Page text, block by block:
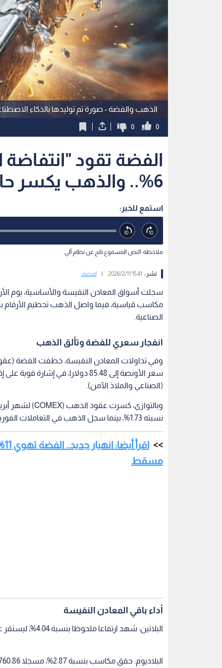
الذهب والفضة - صورة تم توليدها بالذكاء
0
0
الفضة تقود
6%.. والذهب يكسر حاجز الـ 5100 دولار
استمع للخبر:
ملاحظة: النص المسموع ناتج عن نظام آلي
نشر : 15:41 2026/2/11 اقتصاد
سجلت أسواق المعادن النفيسة والأساسية، يوم
مكاسب قياسية، فيما واصل الذهب تحطيم الأرقام
الصناعية.
انفجار سعري للفضة وتألق الذهب
سعر الأونصة إلى 85.48 دولارا، في
(الصناعي والملاذ الآمن).
نسبته 1.73%، بينما سجل الذهب في التعاملات الفورية 5,095.26 دولارا.
مسقط
أداء باقي المعادن النفيسة
البلاتين: شهد ارتفاعا ملحوظا بنسبة 4.04%، ليستقر عند 2,182.30 دولارا.
البلاديوم: حقق مكاسب بنسبة 2.87%، مسجلا 1,760.86 دولارا.